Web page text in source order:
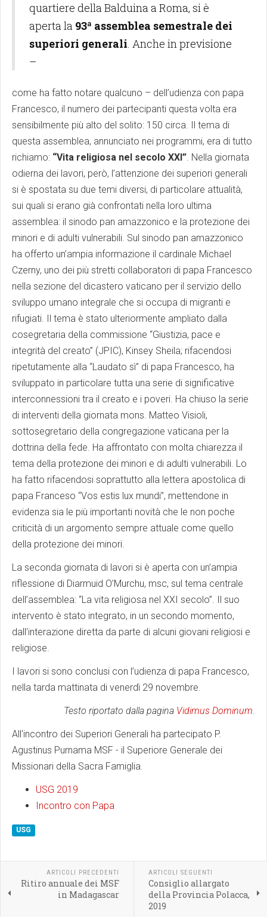
quartiere della Balduina a Roma, si è
aperta la 93ª assemblea semestrale dei
superiori generali. Anche in previsione
–
come ha fatto notare qualcuno – dell’udienza con papa
Francesco, il numero dei partecipanti questa volta era
sensibilmente più alto del solito: 150 circa. Il tema di
questa assemblea, annunciato nei programmi, era di tutto
richiamo: “Vita religiosa nel secolo XXI”. Nella giornata
odierna dei lavori, però, l’attenzione dei superiori generali
si è spostata su due temi diversi, di particolare attualità,
sui quali si erano già confrontati nella loro ultima
assemblea: il sinodo pan amazzonico e la protezione dei
minori e di adulti vulnerabili. Sul sinodo pan amazzonico
ha offerto un’ampia informazione il cardinale Michael
Czerny, uno dei più stretti collaboratori di papa Francesco
nella sezione del dicastero vaticano per il servizio dello
sviluppo umano integrale che si occupa di migranti e
rifugiati. Il tema è stato ulteriormente ampliato dalla
cosegretaria della commissione “Giustizia, pace e
integrità del creato” (JPIC), Kinsey Sheila; rifacendosi
ripetutamente alla “Laudato sì” di papa Francesco, ha
sviluppato in particolare tutta una serie di significative
interconnessioni tra il creato e i poveri. Ha chiuso la serie
di interventi della giornata mons. Matteo Visioli,
sottosegretario della congregazione vaticana per la
dottrina della fede. Ha affrontato con molta chiarezza il
tema della protezione dei minori e di adulti vulnerabili. Lo
ha fatto rifacendosi soprattutto alla lettera apostolica di
papa Franceso “Vos estis lux mundi”, mettendone in
evidenza sia le più importanti novità che le non poche
criticità di un argomento sempre attuale come quello
della protezione dei minori.
La seconda giornata di lavori si è aperta con un’ampia
riflessione di Diarmuid O’Murchu, msc, sul tema centrale
dell’assemblea: “La vita religiosa nel XXI secolo”. Il suo
intervento è stato integrato, in un secondo momento,
dall'interazione diretta da parte di alcuni giovani religiosi e
religiose.
I lavori si sono conclusi con l’udienza di papa Francesco,
nella tarda mattinata di venerdì 29 novembre.
Testo riportato dalla pagina Vidimus Dominum.
All'incontro dei Superiori Generali ha partecipato P.
Agustinus Purnama MSF - il Superiore Generale dei
Missionari della Sacra Famiglia.
USG 2019
Incontro con Papa
USG
ARTICOLI PRECEDENTI
Ritiro annuale dei MSF
in Madagascar
ARTICOLI SEGUENTI
Consiglio allargato
della Provincia Polacca,
2019